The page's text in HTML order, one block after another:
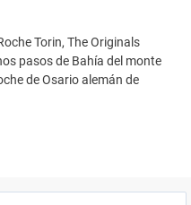
Torin, The Originals
pasos de Bahía del monte
de Osario alemán de